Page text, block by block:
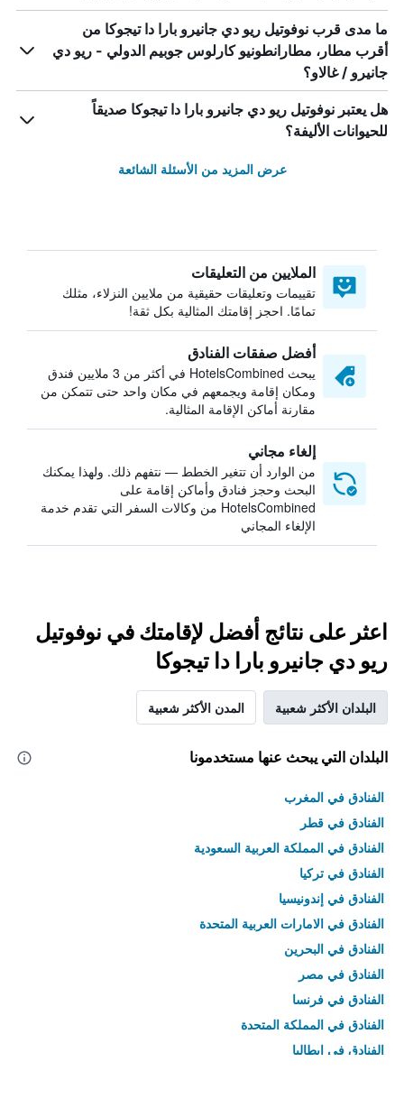
ما مدى قرب نوفوتيل ريو دي جانيرو بارا دا تيجوكا من
أقرب مطار، مطارانطونيو كارلوس جوبيم الدولي - ريو دي
جانيرو / غالاو؟
هل يعتبر نوفوتيل ريو دي جانيرو بارا دا تيجوكا صديقاً
للحيوانات الأليفة؟
عرض المزيد من الأسئلة الشائعة
الملايين من التعليقات
تقييمات وتعليقات حقيقية من ملايين النزلاء، مثلك
تمامًا. احجز إقامتك المثالية بكل ثقة!
أفضل صفقات الفنادق
يبحث HotelsCombined في أكثر من 3 ملايين فندق
ومكان إقامة ويجمعهم في مكان واحد حتى تتمكن من
مقارنة أماكن الإقامة المثالية.
إلغاء مجاني
من الوارد أن تتغير الخطط — نتفهم ذلك. ولهذا يمكنك
البحث وحجز فنادق وأماكن إقامة على
HotelsCombined من وكالات السفر التي تقدم خدمة
الإلغاء المجاني
اعثر على نتائج أفضل لإقامتك في نوفوتيل
ريو دي جانيرو بارا دا تيجوكا
البلدان الأكثر شعبية المدن الأكثر شعبية
البلدان التي يبحث عنها مستخدمونا
الفنادق في المغرب
الفنادق في قطر
الفنادق في المملكة العربية السعودية
الفنادق في تركيا
الفنادق في إندونيسيا
الفنادق في الامارات العربية المتحدة
الفنادق في البحرين
الفنادق في مصر
الفنادق في فرنسا
الفنادق في المملكة المتحدة
الفنادق في إيطاليا